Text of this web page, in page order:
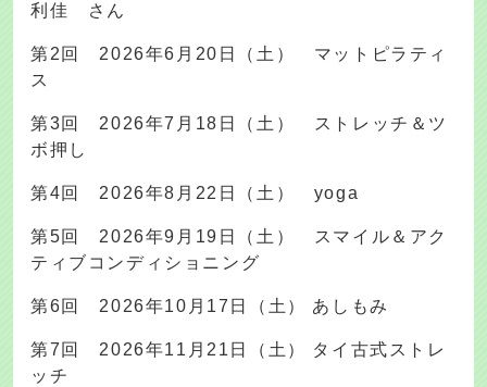
利佳 さん
第2回 2026年6月20日（土） マットピラティ
ス
第3回 2026年7月18日（土） ストレッチ＆ツ
ボ押し
第4回 2026年8月22日（土） yoga
第5回 2026年9月19日（土） スマイル＆アク
ティブコンディショニング
第6回 2026年10月17日（土） あしもみ
第7回 2026年11月21日（土） タイ古式ストレ
ッチ